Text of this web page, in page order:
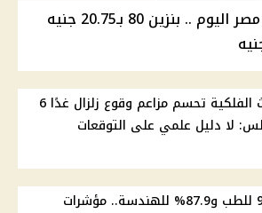
أسعار الوقود في مصر اليوم .. بنزين 80 بـ20.75 جنيه
البحوث الفلكية تحسم مزاعم وقوع زلزال غدًا 6
لا دليل علمي على التوقعات
92.8% للطب و87.9% للهندسة.. مؤشرات